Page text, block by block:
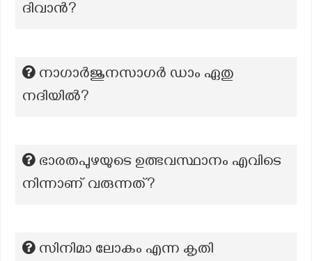
ദിവാൻ?
നാഗാർജുനസാഗർ ഡാം ഏതു
നദിയിൽ?
ഭാരതപുഴയുടെ ഉത്ഭവസ്ഥാനം എവിടെ
നിന്നാണ് വരുന്നത്?
സിനിമാ ലോകം എന്ന കൃതി